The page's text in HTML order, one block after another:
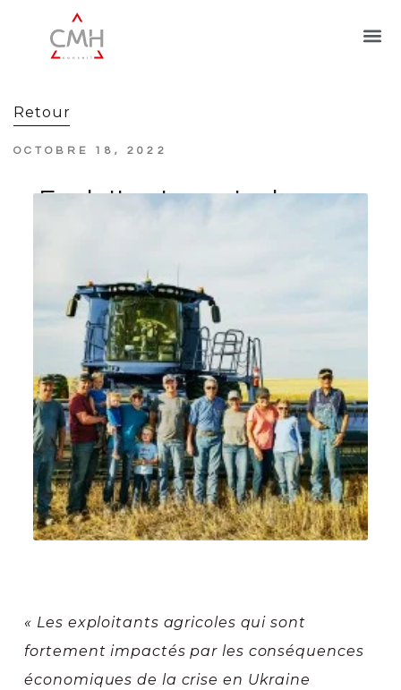
Retour
OCTOBRE 18, 2022
Exploitants agricoles :
« Les exploitants agricoles qui sont
fortement impactés par les conséquences
économiques de la crise en Ukraine